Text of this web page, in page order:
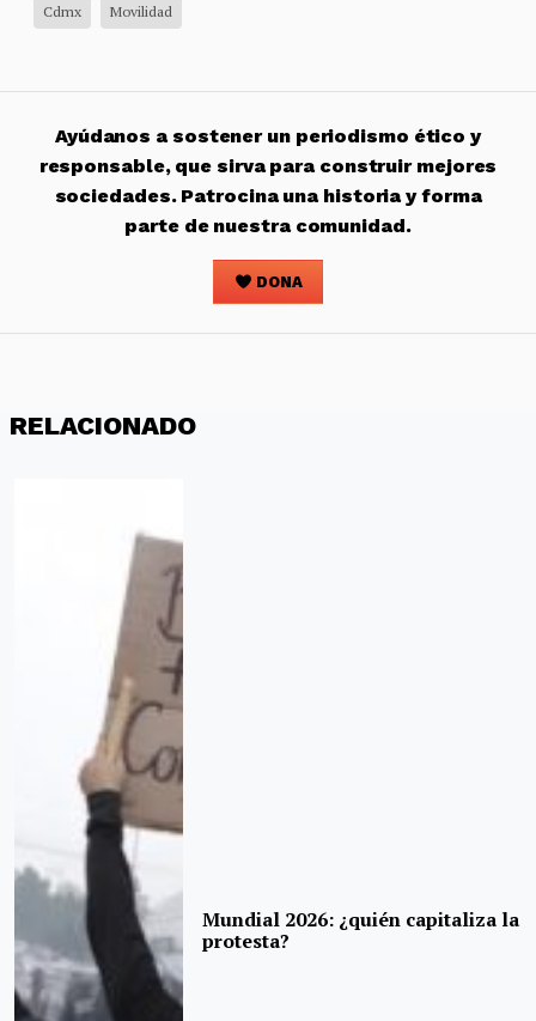
Cdmx Movilidad
Ayúdanos a sostener un periodismo ético y
responsable, que sirva para construir mejores
sociedades. Patrocina una historia y forma
parte de nuestra comunidad.
DONA
RELACIONADO
Mundial 2026: ¿quién capitaliza la
protesta?